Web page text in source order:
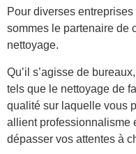
Pour diverses
sommes le partenaire de
nettoyage.
Qu’il s’agisse de
tels que le nettoyage de
qualité sur laquelle vous
allient professionnalisme
dépasser vos attentes à